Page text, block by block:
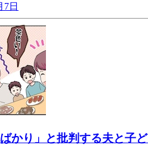
7日
かり」と批判する夫と子